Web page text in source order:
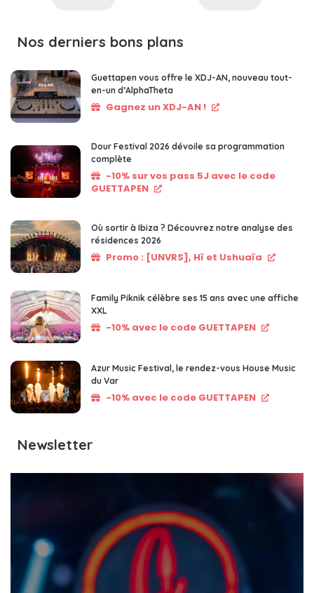
Nos derniers bons plans
Guettapen vous offre le XDJ-AN, nouveau tout-
en-un d’AlphaTheta
Gagnez un XDJ-AN !
Dour Festival 2026 dévoile sa programmation
complète
-10% sur vos pass 5J avec le code
GUETTAPEN
Où sortir à Ibiza ? Découvrez notre analyse des
résidences 2026
Promo : [UNVRS], Hï et Ushuaïa
Family Piknik célèbre ses 15 ans avec une affiche
XXL
-10% avec le code GUETTAPEN
Azur Music Festival, le rendez-vous House Music
du Var
-10% avec le code GUETTAPEN
Newsletter